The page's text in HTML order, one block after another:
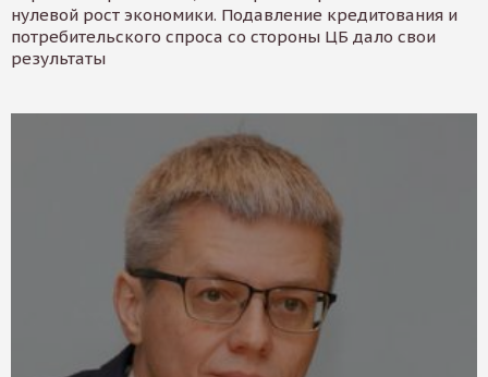
нулевой рост экономики. Подавление кредитования и
потребительского спроса со стороны ЦБ дало свои
результаты